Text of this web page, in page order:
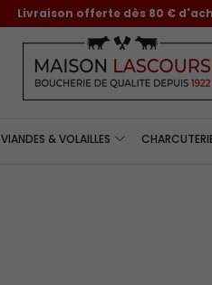
Livraison offerte dès 80 €
VIANDES & VOLAILLES